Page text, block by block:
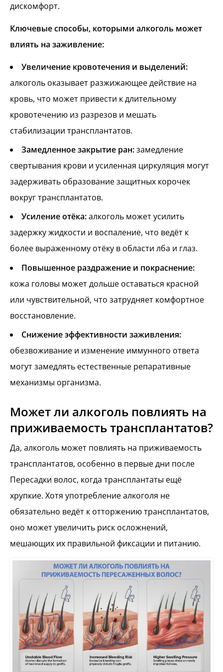
дискомфорт.
Ключевые способы, которыми алкоголь может
влиять на заживление:
Увеличение кровотечения и выделений:
алкоголь оказывает разжижающее действие на
кровь, что может привести к длительному
кровотечению из разрезов и мешать
стабилизации трансплантатов.
Замедленное закрытие ран:замедление
свертывания крови и усиленная циркуляция могут
задерживать образование защитных корочек
вокруг трансплантатов.
Усиление отёка:алкоголь может усилить
задержку жидкости и воспаление, что ведёт к
более выраженному отёку в области лба и глаз.
Повышенное раздражение и покраснение:
кожа головы может дольше оставаться красной
или чувствительной, что затрудняет комфортное
восстановление.
Снижение эффективности заживления:
обезвоживание и изменение иммунного ответа
могут замедлять естественные репаративные
механизмы организма.
Может ли алкоголь повлиять на
приживаемость трансплантатов?
Да, алкоголь может повлиять на приживаемость
трансплантатов, особенно в первые дни после
Пересадки волос, когда трансплантаты ещё
хрупкие. Хотя употребление алкоголя не
обязательно ведёт к отторжению трансплантатов,
оно может увеличить риск осложнений,
мешающих их правильной фиксации и питанию.